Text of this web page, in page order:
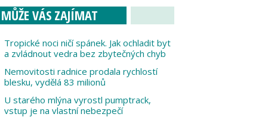
MŮŽE VÁS ZAJÍMAT
Tropické noci ničí spánek. Jak ochladit byt
a zvládnout vedra bez zbytečných chyb
Nemovitosti radnice prodala rychlostí
blesku, vydělá 83 milionů
U starého mlýna vyrostl pumptrack,
vstup je na vlastní nebezpečí